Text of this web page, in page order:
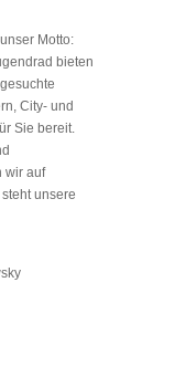
Motto:
bieten
City- und
Sie bereit.
wir auf
unsere